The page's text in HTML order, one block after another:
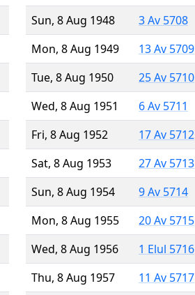
Sun, 8 Aug 1948
3 Av 5708
Mon, 8 Aug 1949
13 Av 5709
Tue, 8 Aug 1950
25 Av 5710
Wed, 8 Aug 1951
6 Av 5711
Fri, 8 Aug 1952
17 Av 5712
Sat, 8 Aug 1953
27 Av 5713
Sun, 8 Aug 1954
9 Av 5714
Mon, 8 Aug 1955
20 Av 5715
Wed, 8 Aug 1956
1 Elul 5716
Thu, 8 Aug 1957
11 Av 5717